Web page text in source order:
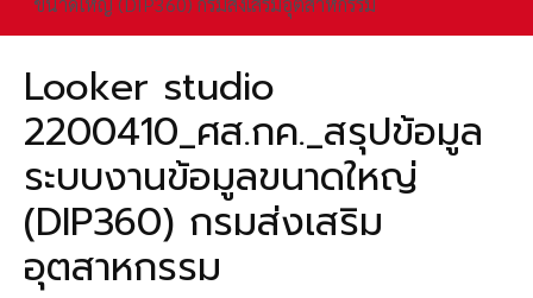
Looker studio
2200410_ศส.กค._สรุปข้อมูล
ระบบงานข้อมูลขนาดใหญ่
(DIP360) กรมส่งเสริม
อุตสาหกรรม